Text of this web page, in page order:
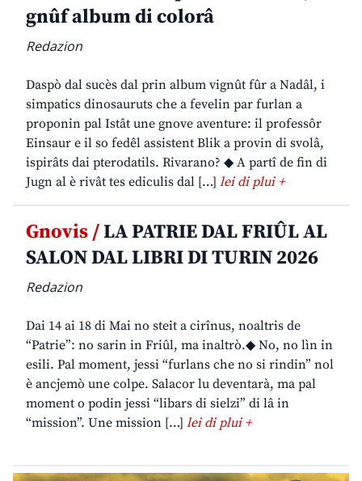
gnûf album di colorâ
Redazion
Daspò dal sucès dal prin album vignût fûr a Nadâl, i
simpatics dinosauruts che a fevelin par furlan a
proponin pal Istât une gnove aventure: il professôr
Einsaur e il so fedêl assistent Blik a provin di svolâ,
ispirâts dai pterodatils. Rivarano? ◆ A partî de fin di
Jugn al è rivât tes ediculis dal […] lei di plui +
Gnovis /LA PATRIE DAL FRIÛL AL
SALON DAL LIBRI DI TURIN 2026
Redazion
Dai 14 ai 18 di Mai no steit a cirînus, noaltris de
“Patrie”: no sarin in Friûl, ma inaltrò.◆ No, no lìn in
esili. Pal moment, jessi “furlans che no si rindin” nol
è ancjemò une colpe. Salacor lu deventarà, ma pal
moment o podin jessi “libars di sielzi” di lâ in
“mission”. Une mission […] lei di plui +